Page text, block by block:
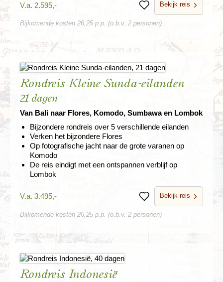
V.a. 2.595,- BewarenBekijk reis
Bijkomende kosten 26,25 p.p. (o.b.v. 2 personen)
Rondreis Kleine Sunda-eilanden
21 dagen
Van Bali naar Flores, Komodo, Sumbawa en Lombok
Bijzondere rondreis over 5 verschillende eilanden
Verken het bijzondere Flores
Op fotografische jacht naar de grote varanen op
Komodo
De reis eindigt met een ontspannen verblijf op
Lombok
V.a. 3.495,- BewarenBekijk reis
Bijkomende kosten 26,25 p.p. (o.b.v. 2 personen)
Rondreis Indonesië